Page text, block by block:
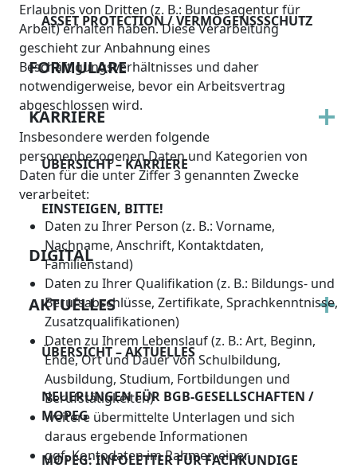
ASSET PROTECTION / VERMÖGENSSSCHUTZ
FORMULARE
KARRIERE
ÜBERSICHT – KARRIERE
EINSTEIGEN, BITTE!
DIGITAL
AKTUELLES
ÜBERSICHT – AKTUELLES
NEUERUNGEN FÜR BGB-GESELLSCHAFTEN /
MOPEG
MOPEG: INFOLETTER FÜR FACHKUNDIGE
Erlaubnis von Dritten (z. B.: Bundesagentur für
Arbeit) erhalten haben. Diese Verarbeitung
geschieht zur Anbahnung eines
Beschäftigungsverhältnisses und daher
notwendigerweise, bevor ein Arbeitsvertrag
abgeschlossen wird.
Insbesondere werden folgende
personenbezogenen Daten und Kategorien von
Daten für die unter Ziffer 3 genannten Zwecke
verarbeitet:
Daten zu Ihrer Person (z. B.: Vorname,
Nachname, Anschrift, Kontaktdaten,
Familienstand)
Daten zu Ihrer Qualifikation (z. B.: Bildungs- und
Berufsabschlüsse, Zertifikate, Sprachkenntnisse,
Zusatzqualifikationen)
Daten zu Ihrem Lebenslauf (z. B.: Art, Beginn,
Ende, Ort und Dauer von Schulbildung,
Ausbildung, Studium, Fortbildungen und
Berufstätigkeiten)
weitere übermittelte Unterlagen und sich
daraus ergebende Informationen
ggf. Kontodaten im Rahmen einer